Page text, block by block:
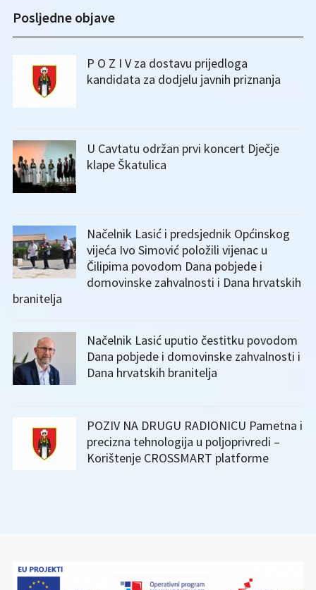
Posljedne objave
P O Z I V za dostavu prijedloga
kandidata za dodjelu javnih priznanja
U Cavtatu održan prvi koncert Dječje
klape Škatulica
Načelnik Lasić i predsjednik Općinskog
vijeća Ivo Simović položili vijenac u
Čilipima povodom Dana pobjede i
domovinske zahvalnosti i Dana hrvatskih
branitelja
Načelnik Lasić uputio čestitku povodom
Dana pobjede i domovinske zahvalnosti i
Dana hrvatskih branitelja
POZIV NA DRUGU RADIONICU Pametna i
precizna tehnologija u poljoprivredi –
Korištenje CROSSMART platforme